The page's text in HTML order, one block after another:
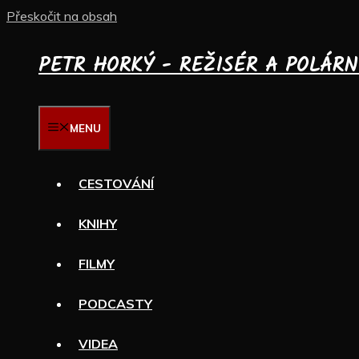
Přeskočit na obsah
PETR HORKÝ - REŽISÉR A
MENU
CESTOVÁNÍ
KNIHY
FILMY
PODCASTY
VIDEA